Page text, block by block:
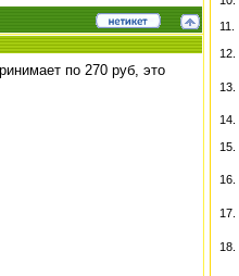
по 270 руб, это
11.
12.
13.
14.
15.
16.
17.
18.